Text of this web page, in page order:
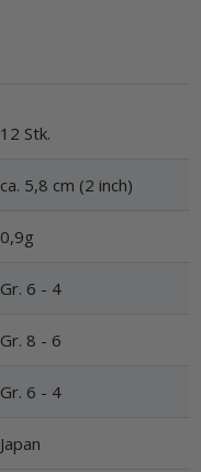
12 Stk.
ca. 5,8 cm (2 inch)
0,9g
Gr. 6 - 4
Gr. 8 - 6
Gr. 6 - 4
Japan